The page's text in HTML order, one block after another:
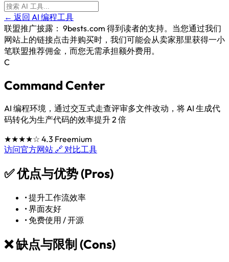
← 返回 AI 编程工具
联盟推广披露： 9bests.com 得到读者的支持。当您通过我们
网站上的链接点击并购买时，我们可能会从卖家那里获得一小
笔联盟推荐佣金，而您无需承担额外费用。
C
Command Center
AI 编程环境，通过交互式走查评审多文件改动，将 AI 生成代
码转化为生产代码的效率提升 2 倍
★★★★☆ 4.3 Freemium
访问官方网站 🔗 对比工具
✅优点与优势 (Pros)
•提升工作流效率
•界面友好
• 免费使用 / 开源
❌缺点与限制 (Cons)